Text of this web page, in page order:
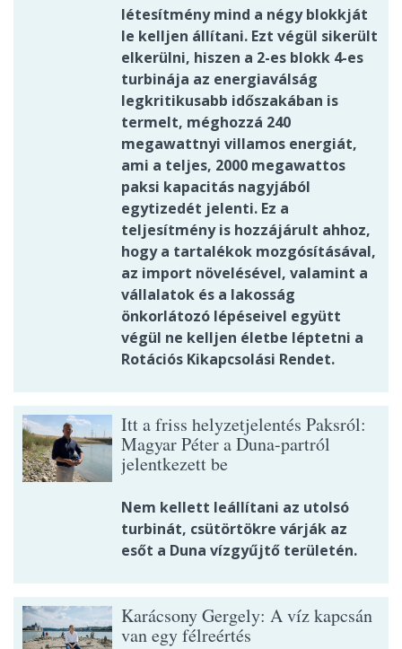
létesítmény mind a négy blokkját
le kelljen állítani. Ezt végül sikerült
elkerülni, hiszen a 2-es blokk 4-es
turbinája az energiaválság
legkritikusabb időszakában is
termelt, méghozzá 240
megawattnyi villamos energiát,
ami a teljes, 2000 megawattos
paksi kapacitás nagyjából
egytizedét jelenti. Ez a
teljesítmény is hozzájárult ahhoz,
hogy a tartalékok mozgósításával,
az import növelésével, valamint a
vállalatok és a lakosság
önkorlátozó lépéseivel együtt
végül ne kelljen életbe léptetni a
Rotációs Kikapcsolási Rendet.
Itt a friss helyzetjelentés Paksról:
Magyar Péter a Duna-partról
jelentkezett be
Nem kellett leállítani az utolsó
turbinát, csütörtökre várják az
esőt a Duna vízgyűjtő területén.
Karácsony Gergely: A víz kapcsán
van egy félreértés